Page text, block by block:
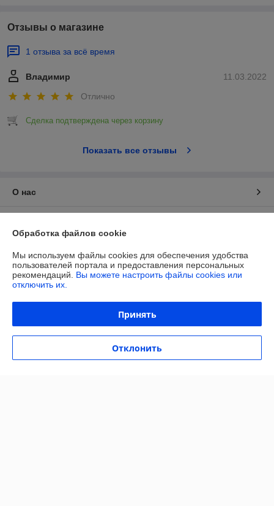
Отзывы о магазине
1 отзыва за всё время
11.03.2022
Владимир
Отлично
Сделка подтверждена через корзину
Показать все отзывы
О нас
График работы
Политика обработки cookies
Обработка файлов cookie
Мы используем файлы cookies для обеспечения удобства
пользователей портала и предоставления персональных
рекомендаций. Вы можете настроить файлы cookies или
отключить их.
Принять
Отклонить